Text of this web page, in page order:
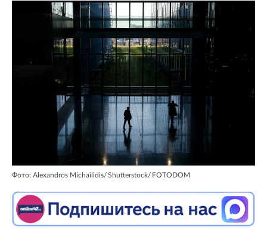
Фото: Alexandros Michailidis/ Shutterstock/ FOTODOM